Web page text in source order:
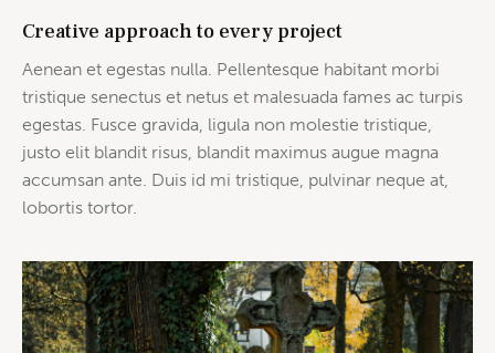
Creative approach to every project
Aenean et egestas nulla. Pellentesque habitant morbi
tristique senectus et netus et malesuada fames ac turpis
egestas. Fusce gravida, ligula non molestie tristique,
justo elit blandit risus, blandit maximus augue magna
accumsan ante. Duis id mi tristique, pulvinar neque at,
lobortis tortor.